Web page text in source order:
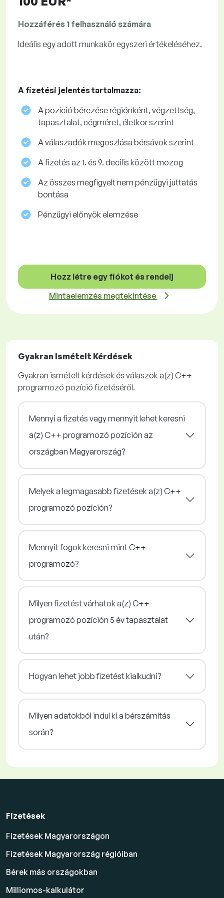
Hozzáférés 1 felhasználó számára
Ideális egy adott munkakör egyszeri értékeléséhez.
A fizetési jelentés tartalmazza:
A pozíció bérezése régiónként, végzettség,
tapasztalat, cégméret, életkor szerint
A válaszadók megoszlása ​​bérsávok szerint
A fizetés az 1. és 9. decilis között mozog
Az összes megfigyelt nem pénzügyi juttatás
bontása
Pénzügyi előnyök elemzése
Hozz létre egy fiókot és rendelj
Mintaelemzés megtekintése
Gyakran Ismételt Kérdések
Gyakran ismételt kérdések és válaszok a(z) C++
programozó pozíció fizetéséről.
Mennyi a fizetés vagy mennyit lehet keresni
a(z) C++ programozó pozíción az
országban Magyarország?
Melyek a legmagasabb fizetések a(z) C++
programozó pozíción?
Mennyit fogok keresni mint C++
programozó?
Milyen fizetést várhatok a(z) C++
programozó pozíción 5 év tapasztalat
után?
Hogyan lehet jobb fizetést kialkudni?
Milyen adatokból indul ki a bérszámítás
során?
Fizetések
Fizetések Magyarországon
Fizetések Magyarország régióiban
Bérek más országokban
Milliomos-kalkulátor